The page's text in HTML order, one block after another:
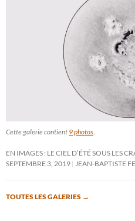
Cette galerie contient 9 photos.
EN IMAGES : LE CIEL D’ÉTÉ SOUS LES
SEPTEMBRE 3, 2019 JEAN-BAPTISTE
TOUTES LES GALERIES →